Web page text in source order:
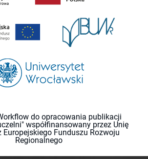
do opracowania publikacji
współfinansowany przez Unię
Europejskiego Funduszu Rozwoju
Regionalnego